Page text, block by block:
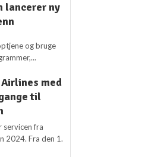
lancerer ny
og bruge
med
til
servicen fra
2024. Fra den 1.